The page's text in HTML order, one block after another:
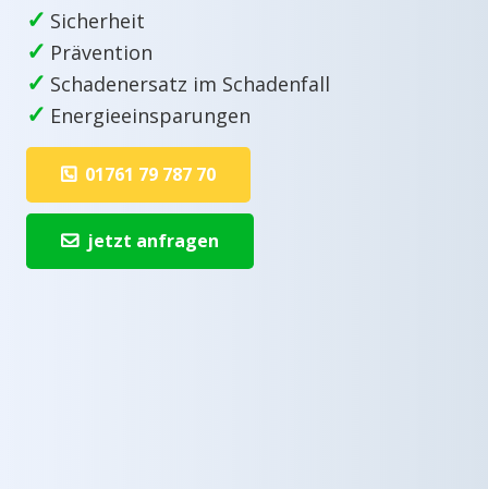
✓ Sicherheit
✓ Prävention
✓ Schadenersatz im Schadenfall
✓ Energieeinsparungen
01761 79 787 70
jetzt anfragen